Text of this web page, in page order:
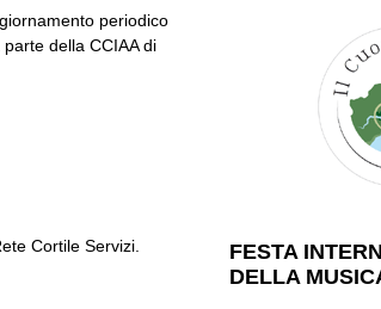
periodico
della CCIAA di
Cortile Servizi.
FESTA
DELLA